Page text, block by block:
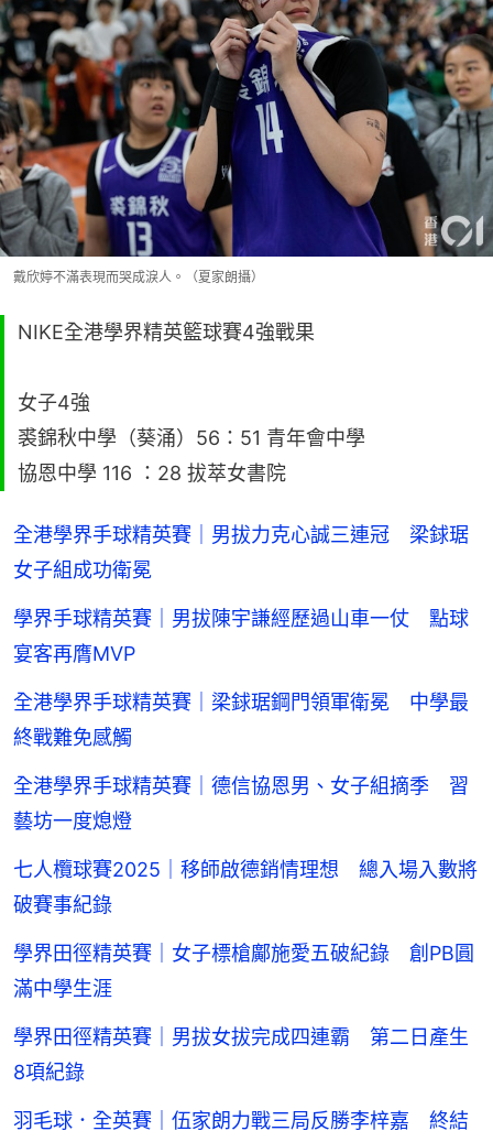
戴欣婷不滿表現而哭成淚人。（夏家朗攝）
NIKE全港學界精英籃球賽4強戰果
女子4強
裘錦秋中學（葵涌）56：51 青年會中學
協恩中學 116 ：28 拔萃女書院
全港學界手球精英賽｜男拔力克心誠三連冠 梁銶琚
女子組成功衛冕
學界手球精英賽｜男拔陳宇謙經歷過山車一仗 點球
宴客再膺MVP
全港學界手球精英賽｜梁銶琚鋼門領軍衛冕 中學最
終戰難免感觸
全港學界手球精英賽｜德信協恩男、女子組摘季 習
藝坊一度熄燈
七人欖球賽2025｜移師啟德銷情理想 總入場入數將
破賽事紀錄
學界田徑精英賽｜女子標槍鄺施愛五破紀錄 創PB圓
滿中學生涯
學界田徑精英賽｜男拔女拔完成四連霸 第二日產生
8項紀錄
羽毛球．全英賽｜伍家朗力戰三局反勝李梓嘉 終結